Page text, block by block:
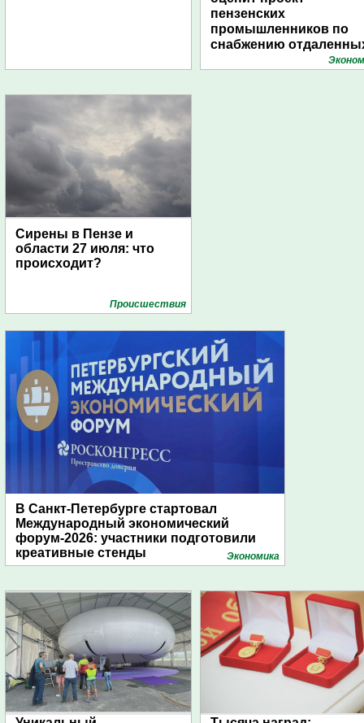
пензенских
промышленников по
снабжению
поселений с помощью
Сирены в Пензе и
области 27 июля: что
происходит?
Проиcшествия
В Санкт-Петербурге стартовал
Международный экономический
форум-2026: участники подготовили
креативные стенды
Экономика